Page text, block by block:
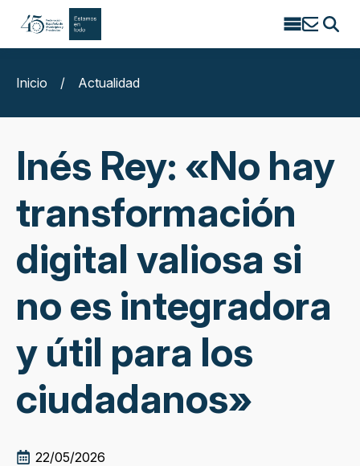
Search
Inicio
/ Actualidad
Inés Rey: «No hay
transformación
digital valiosa si
no es integradora
y útil para los
ciudadanos»
22/05/2026